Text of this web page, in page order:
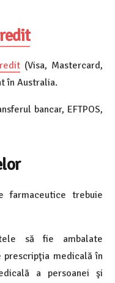
(Visa, Mastercard,
în Australia.
bancar, EFTPOS,
farmaceutice trebuie
să fie ambalate
medicală în
a persoanei şi